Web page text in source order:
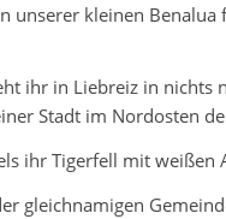
unserer kleinen
ihr in Liebreiz in nichts
Stadt im Nordosten
ihr Tigerfell mit weißen
gleichnamigen